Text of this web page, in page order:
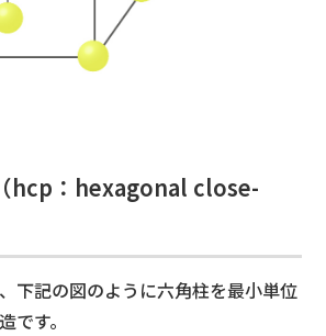
hcp：hexagonal close-
下記の図のように六角柱を最小単位
です。